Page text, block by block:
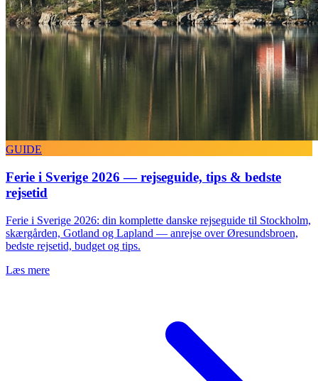
GUIDE
Ferie i Sverige 2026 — rejseguide, tips & bedste
rejsetid
Ferie i Sverige 2026: din komplette danske rejseguide til Stockholm,
skærgården, Gotland og Lapland — anrejse over Øresundsbroen,
bedste rejsetid, budget og tips.
Læs mere